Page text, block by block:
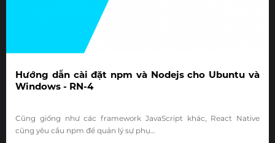
Hướng dẫn cài đặt npm và Nodejs cho Ubuntu và
Windows - RN-4
Cũng giống như các framework JavaScript khác, React Native
cũng yêu cầu npm để quản lý sự phụ…